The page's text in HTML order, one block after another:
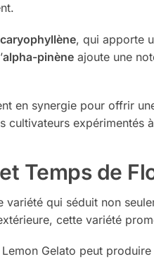
, qui apporte
alpha-pinèneajoute une
en synergie pour offrir
cultivateurs expérimentés
Temps de
variété qui séduit non
cette variété
Gelato peut produire